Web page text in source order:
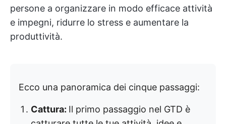
persone a organizzare in modo efficace attività
e impegni, ridurre lo stress e aumentare la
produttività.
Ecco una panoramica dei cinque passaggi:
Cattura: Il primo passaggio nel GTD è